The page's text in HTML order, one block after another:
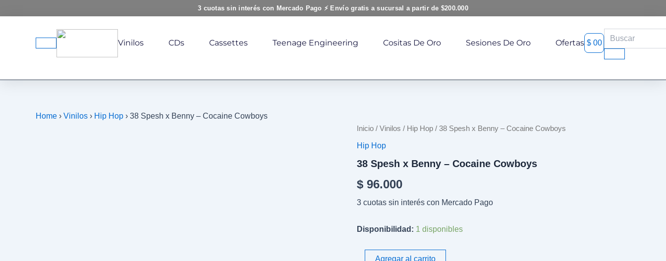
3 cuotas sin interés con Mercado Pago ⚡ Envío gratis a sucursal a partir de $200.000
al
Vinilos CDs Cassettes Teenage Engineering Cositas De Oro Sesiones De Oro Ofertas $00
Cart
Home › Vinilos › Hip Hop › 38 Spesh x Benny – Cocaine Cowboys
Inicio / Vinilos / Hip Hop / 38 Spesh x Benny – Cocaine Cowboys
Hip Hop
38 Spesh x Benny – Cocaine Cowboys
$ 96.000
3 cuotas sin interés con Mercado Pago
Disponibilidad: 1 disponibles
38
x
-
Cowboys
Agregar al carrito
Cocaine